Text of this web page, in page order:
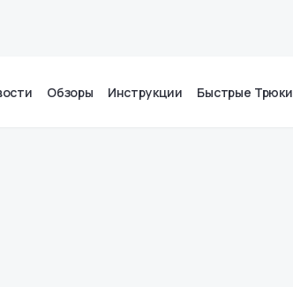
Обзоры Инструкции Быстрые Трюки